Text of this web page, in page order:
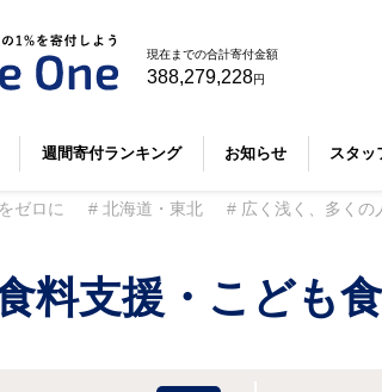
現在までの合計寄付金額
388,279,228円
週間寄付ランキング お知らせ スタッ
ゼロに 北海道・東北 広く浅く、多くの
料支援・こども